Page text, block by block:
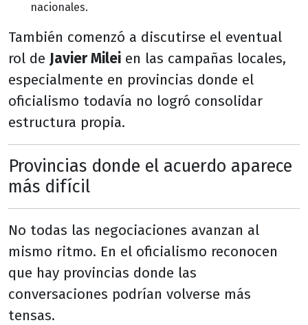
nacionales.
También comenzó a discutirse el eventual
rol de Javier Milei en las campañas locales,
especialmente en provincias donde el
oficialismo todavía no logró consolidar
estructura propia.
Provincias donde el acuerdo aparece
más difícil
No todas las negociaciones avanzan al
mismo ritmo. En el oficialismo reconocen
que hay provincias donde las
conversaciones podrían volverse más
tensas.